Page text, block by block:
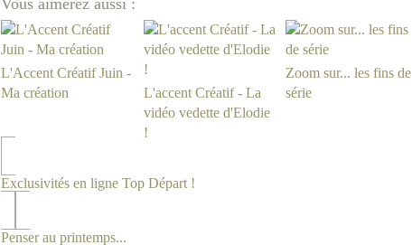
Vous aimerez aussi :
L'Accent Créatif Juin -
Ma création
L'accent Créatif - La
vidéo vedette d'Elodie
!
Zoom sur... les fins de
série
Exclusivités en ligne Top Départ !
Penser au printemps...